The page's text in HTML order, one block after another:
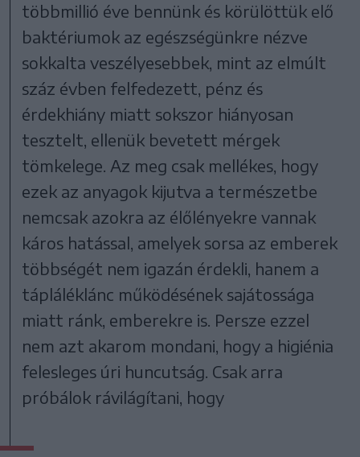
többmillió éve bennünk és körülöttük elő
baktériumok az egészségünkre nézve
sokkalta veszélyesebbek, mint az elmúlt
száz évben felfedezett, pénz és
érdekhiány miatt sokszor hiányosan
tesztelt, ellenük bevetett mérgek
tömkelege. Az meg csak mellékes, hogy
ezek az anyagok kijutva a természetbe
nemcsak azokra az élőlényekre vannak
káros hatással, amelyek sorsa az emberek
többségét nem igazán érdekli, hanem a
tápláléklánc működésének sajátossága
miatt ránk, emberekre is. Persze ezzel
nem azt akarom mondani, hogy a higiénia
felesleges úri huncutság. Csak arra
próbálok rávilágítani, hogy